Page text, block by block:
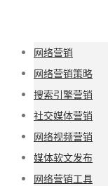
网络营销
网络营销策略
搜索引擎营销
社交媒体营销
网络视频营销
媒体软文发布
网络营销工具